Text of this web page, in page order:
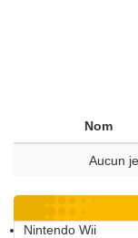
Nom
Aucun
Nintendo Wii